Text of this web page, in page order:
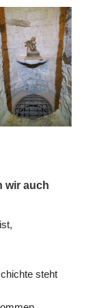
wir auch
steht